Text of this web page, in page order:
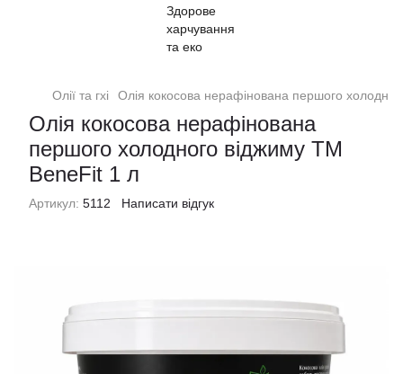
Олії та гхі Олія кокосова нерафінована першого
Олія кокосова нерафінована
першого холодного віджиму ТМ
BeneFit 1 л
Артикул: 5112 Написати відгук